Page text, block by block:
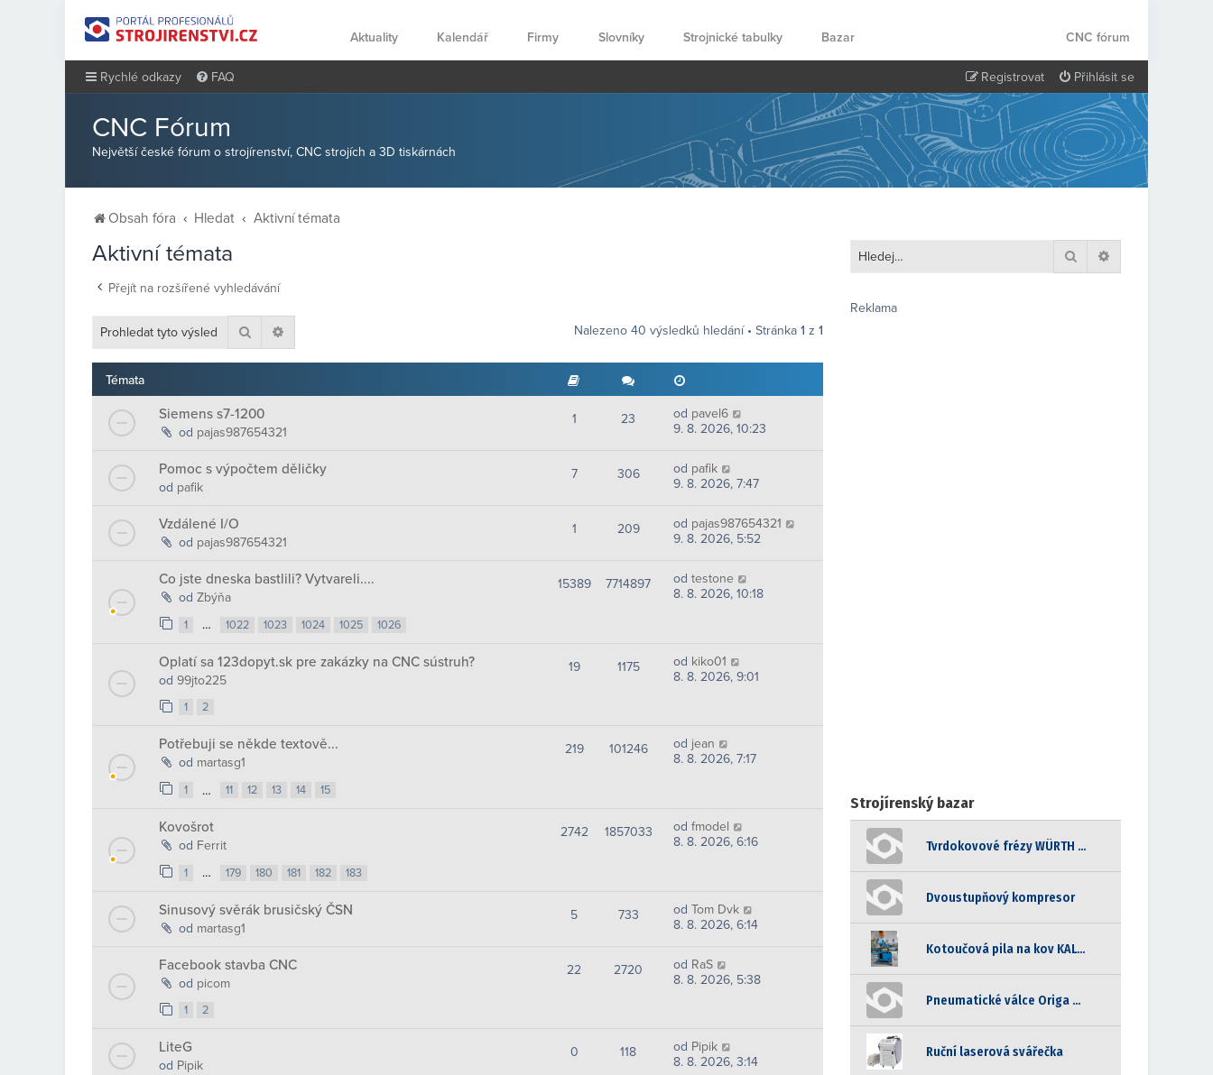
Aktuality Kalendář Firmy Slovníky Strojnické tabulky Bazar CNC fórum
Rychlé odkazy FAQ Přihlásit se
Registrovat
CNC Fórum
Největší české fórum o strojírenství, CNC strojích a 3D tiskárnách
Obsah fóra Hledat Aktivní témata
Aktivní témata
Přejít na rozšířené vyhledávání
Hledat Nalezeno 40 výsledků hledání • Stránka 1 z 1
Témata
Siemens s7-1200
od pajas987654321
1 23 od pavel6
9. 8. 2026, 10:23
Pomoc s výpočtem děličky
od pafik
7 306 od pafik
9. 8. 2026, 7:47
Vzdálené I/O
od pajas987654321
1 209 od pajas987654321
9. 8. 2026, 5:52
Co jste dneska bastlili? Vytvareli....
od Zbýňa
1 … 1022 1023 1024 1025 1026
15389 7714897 od testone
8. 8. 2026, 10:18
Oplatí sa 123dopyt.sk pre zakázky na CNC sústruh?
od 99jto225
1 2
19 1175 od kiko01
8. 8. 2026, 9:01
Potřebuji se někde textově...
od martasg1
1 … 11 12 13 14 15
219 101246 od jean
8. 8. 2026, 7:17
Kovošrot
od Ferrit
1 … 179 180 181 182 183
2742 1857033 od fmodel
8. 8. 2026, 6:16
Sinusový svěrák brusičský ČSN
od martasg1
5 733 od Tom Dvk
8. 8. 2026, 6:14
Facebook stavba CNC
od picom
1 2
22 2720 od RaS
8. 8. 2026, 5:38
LiteG
od Pipik
0 118 od Pipik
8. 8. 2026, 3:14
Hledat
Reklama